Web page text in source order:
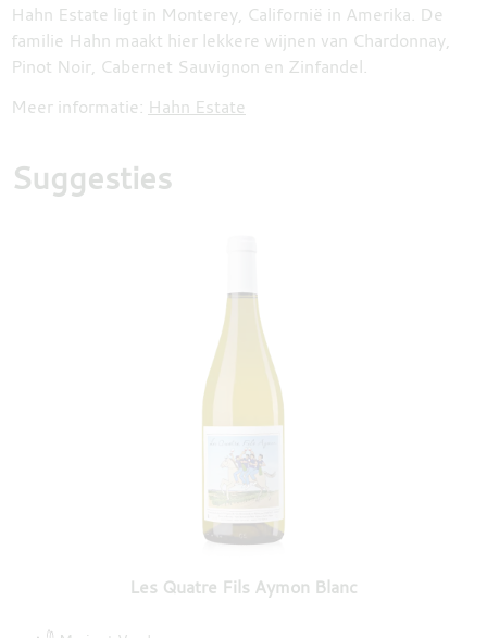
Hahn Estate ligt in Monterey, Californië in Amerika. De
familie Hahn maakt hier lekkere wijnen van Chardonnay,
Pinot Noir, Cabernet Sauvignon en Zinfandel.
Meer informatie: Hahn Estate
Suggesties
Les Quatre Fils Aymon Blanc